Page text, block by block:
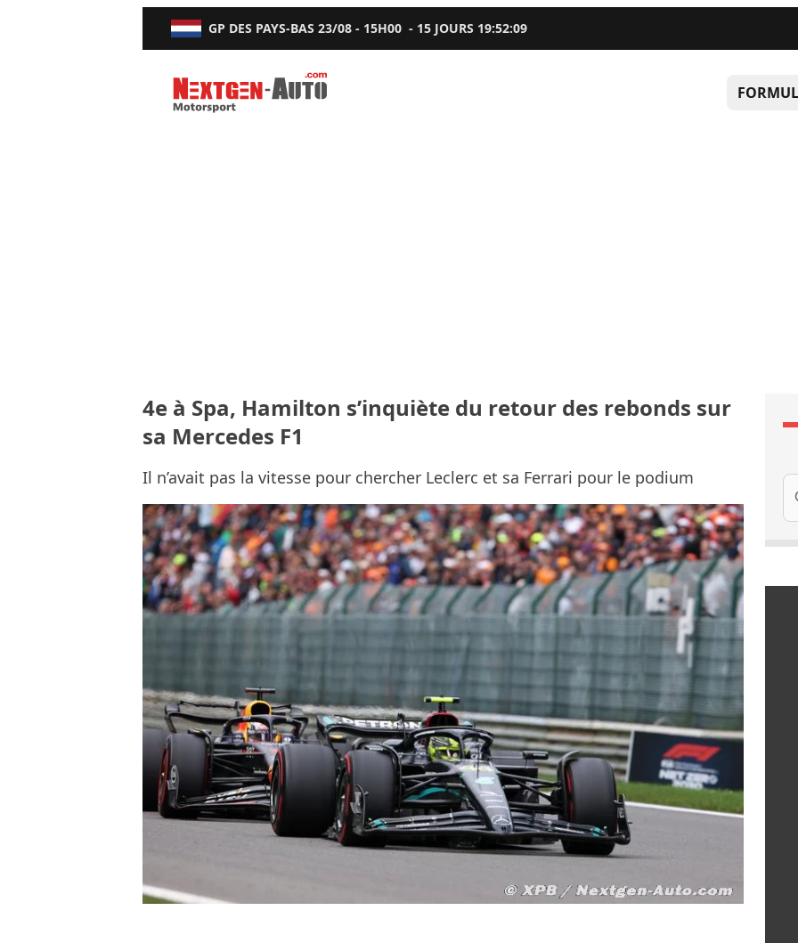
GP DES PAYS-BAS 23/08 - 15H00 - 15 JOURS 19:52:08
Nextgen-Auto.com
4e à Spa, Hamilton s’inquiète du retour des rebonds sur
sa Mercedes F1
Il n’avait pas la vitesse pour chercher Leclerc et sa Ferrari pour le podium